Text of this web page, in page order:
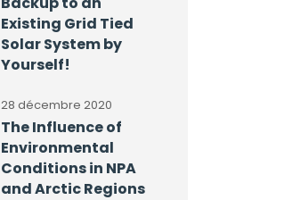
Existing Grid Tied
Solar System by
Yourself!
28 décembre 2020
The Influence of
Environmental
Conditions in NPA
and Arctic Regions